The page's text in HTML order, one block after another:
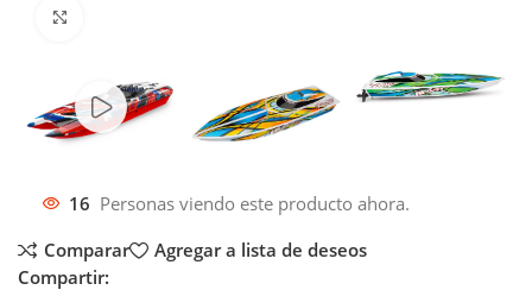
16 Personas viendo este producto ahora.
Comparar
Agregar a lista de deseos
Compartir: